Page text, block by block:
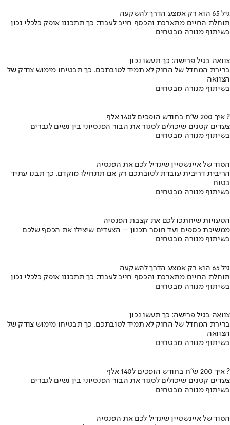
גיל 65 הוא רק אמצע הדרך להשקעה
תוחלת החיים מתארכת והכסף חייב לעבוד: כך תתכננו אופק כלכלי נכון
בשיתוף מנורה מבטחים
צוואה בגיל פרישה: כך תעשו נכון
ברירת המחדל של החוק לא תמיד לטובתכם. כך תבטיחו מימוש צודק של
הצוואה
בשיתוף מנורה מבטחים
איך 200 ש"ח בחודש הופכים ל140 אלף ?
צעדים קטנים שיכולים לסגור את הבור הפנסיוני בין נשים לגברים
בשיתוף מנורה מבטחים
הסוד של איינשטיין שיגדיל לכם את הפנסיה
הריבית דריבית עובדת לטובתכם רק אם תתחילו מוקדם. כך תבנו עתיד
בטוח
בשיתוף מנורה מבטחים
הטעויות שיחתכו לכם את קצבת הפנסיה
ממשיכת כספים ועד חוסר תכנון – הצעדים שיצילו את הכסף שלכם
בשיתוף מנורה מבטחים
גיל 65 הוא רק אמצע הדרך להשקעה
תוחלת החיים מתארכת והכסף חייב לעבוד: כך תתכננו אופק כלכלי נכון
בשיתוף מנורה מבטחים
צוואה בגיל פרישה: כך תעשו נכון
ברירת המחדל של החוק לא תמיד לטובתכם. כך תבטיחו מימוש צודק של
הצוואה
בשיתוף מנורה מבטחים
איך 200 ש"ח בחודש הופכים ל140 אלף ?
צעדים קטנים שיכולים לסגור את הבור הפנסיוני בין נשים לגברים
בשיתוף מנורה מבטחים
הסוד של איינשטיין שיגדיל לכם את הפנסיה